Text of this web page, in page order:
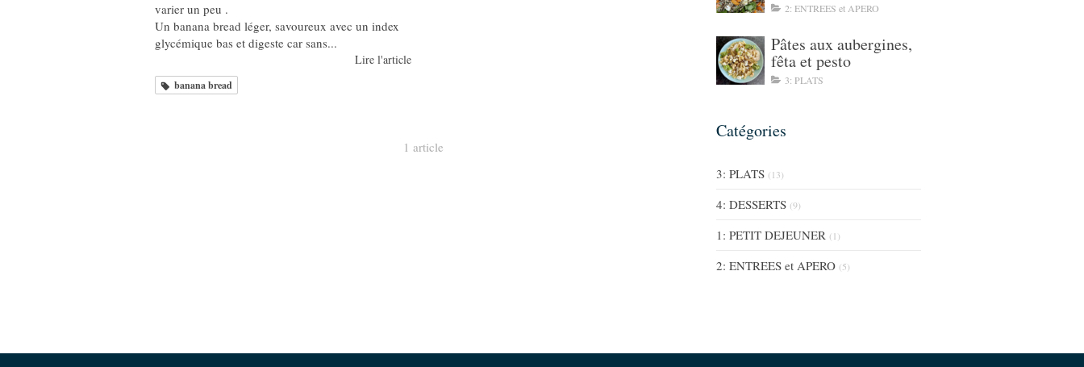
varier un peu .
Un banana bread léger, savoureux avec un index
glycémique bas et digeste car sans...
Lire l'article
banana bread
1 article
2: ENTREES et APERO
Pâtes aux aubergines,
fêta et pesto
3: PLATS
Catégories
3: PLATS (13)
4: DESSERTS (9)
1: PETIT DEJEUNER (1)
2: ENTREES et APERO (5)